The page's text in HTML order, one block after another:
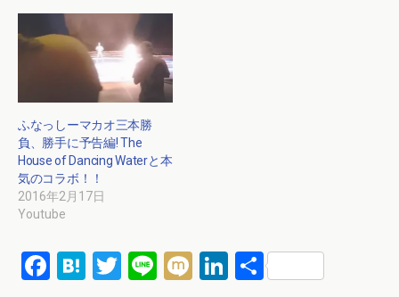
ふなっしーマカオ三本勝
負、勝手に予告編! The
House of Dancing Waterと本
気のコラボ！！
2016年2月17日
Youtube
F
H
T
Li
M Li 共